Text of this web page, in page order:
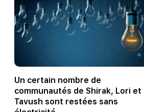
Un certain nombre de
communautés de Shirak, Lori et
Tavush sont restées sans